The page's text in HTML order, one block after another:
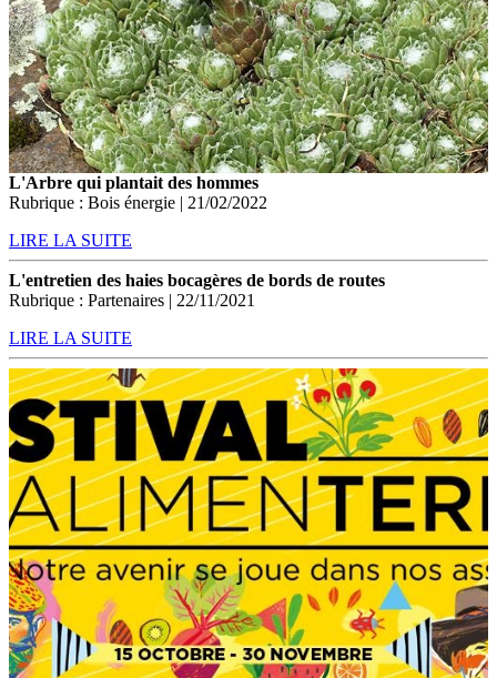
L'Arbre qui plantait des hommes
Rubrique : Bois énergie | 21/02/2022
LIRE LA SUITE
L'entretien des haies bocagères de bords de routes
Rubrique : Partenaires | 22/11/2021
LIRE LA SUITE